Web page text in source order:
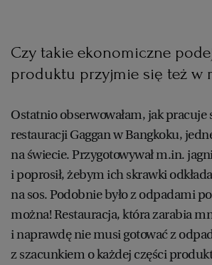
Czy takie ekonomiczne
produktu przyjmie się też w
Ostatnio obserwowałam, jak pracuje
restauracji Gaggan w Bangkoku,
na świecie. Przygotowywał m.in.
i poprosił, żebym ich skrawki
na sos. Podobnie było z odpadami
można! Restauracja, która zarabia
i naprawdę nie musi gotować z
z szacunkiem o każdej części